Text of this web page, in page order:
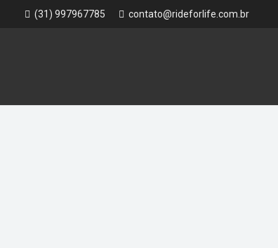
(31) 997967785 contato@rideforlife.com.br